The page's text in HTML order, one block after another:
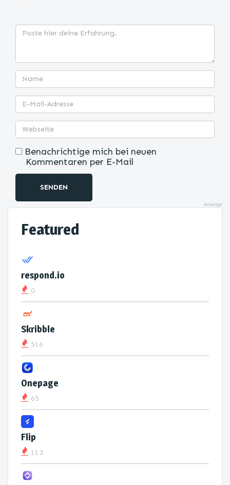
Benachrichtige mich bei neuen
Kommentaren per E-Mail
SENDEN
Anzeige
Featured
respond.io
0
Skribble
516
Onepage
65
Flip
113